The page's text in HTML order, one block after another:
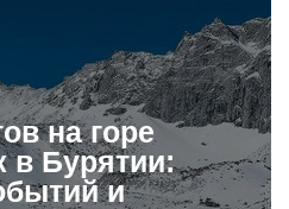
на горе
в Бурятии:
и